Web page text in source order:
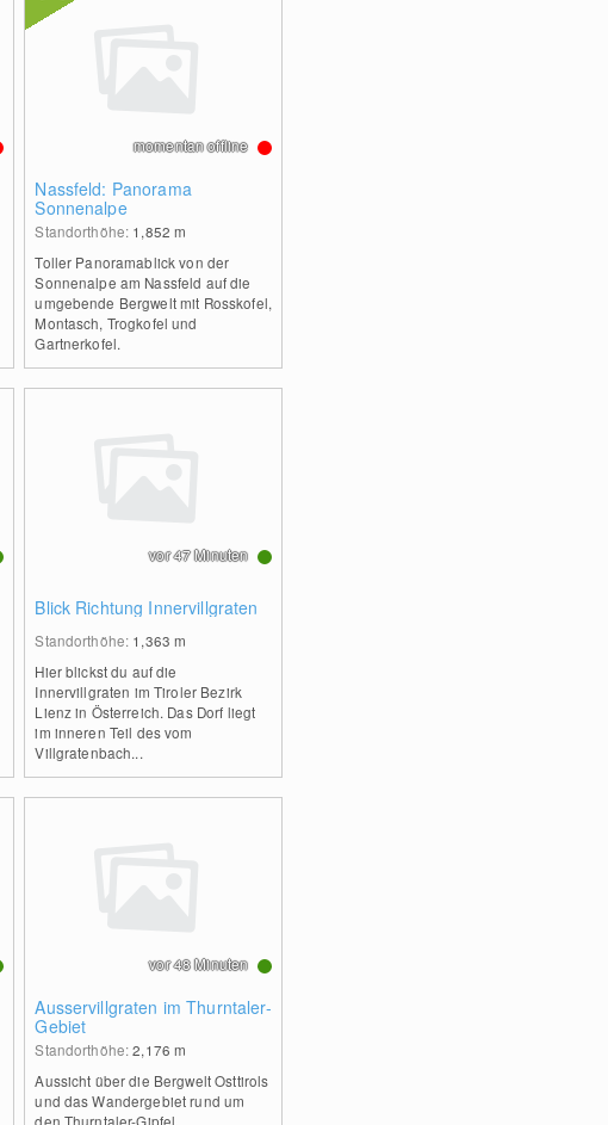
Nassfeld: Panorama
Sonnenalpe
Standorthöhe: 1,852m
Toller Panoramablick von der
Sonnenalpe am Nassfeld auf die
umgebende Bergwelt mit Rosskofel,
Montasch, Trogkofel und
Gartnerkofel.
momentan offline
Blick Richtung Innervillgraten
Standorthöhe: 1,363m
Hier blickst du auf die
Innervillgraten im Tiroler Bezirk
Lienz in Österreich. Das Dorf liegt
im inneren Teil des vom
Villgratenbach...
vor 47 Minuten
Ausservillgraten im Thurntaler-
Gebiet
Standorthöhe:2,176m
Aussicht über die Bergwelt Osttirols
und das Wandergebiet rund um
den Thurntaler-Gipfel.
vor 48 Minuten